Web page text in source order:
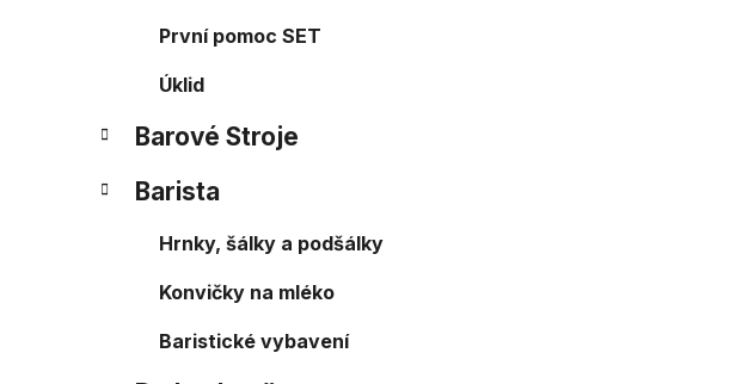
První pomoc SET
Úklid
Barové Stroje
Barista
Hrnky, šálky a podšálky
Konvičky na mléko
Baristické vybavení